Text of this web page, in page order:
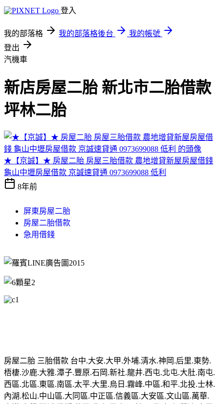
登入
我的部落格 我的部落格後台
我的帳號
登出
汽機車
新店房屋二胎 新北市二胎借款
坪林二胎
★【京誠】★ 房屋二胎 房屋三胎借款 農地增貸新屋房屋借錢
龜山中壢房屋借款 京誠速貸通 0973699088 低利
8年前
屏東房屋二胎
房屋二胎借款
急用借錢
房屋二胎 三胎借款 台中.大安.大甲.外埔.清水.神岡.后里.東勢.
梧棲.沙鹿.大雅.潭子.豐原.石岡.新社.龍井.西屯.北屯.大肚.南屯.
西區.北區.東區.南區.太平.大里.烏日.霧峰.中區.和平.北投.士林.
內湖.松山.中山區.大同區.中正區.信義區.大安區.文山區.萬華.